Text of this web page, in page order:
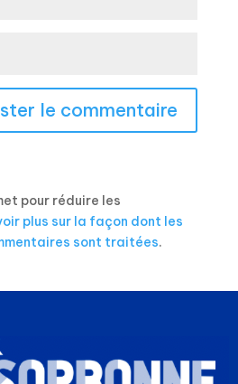
pour réduire les
plus sur la façon dont les
sont traitées.